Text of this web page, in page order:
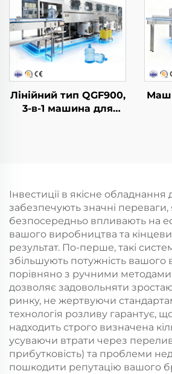
Лінійний тип QGF900,
3-в-1 машина для
Інвестиції в якісне
забезпечують значні переваги,
безпосередньо впливають на
вашого виробництва та
результат. По-перше, такі
збільшують потужність вашого
порівняно з ручними
дозволяє задовольняти
ринку, не жертвуючи
технологія розливу гарантує,
надходить строго визначена
усуваючи втрати через
прибутковість) та проблеми
пошкодити репутацію вашого